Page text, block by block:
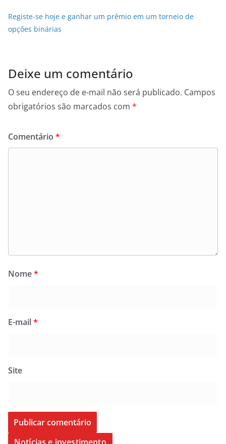
Registe-se hoje e ganhar um prêmio em um torneio de
opções binárias
Deixe um comentário
O seu endereço de e-mail não será publicado. Campos
obrigatórios são marcados com *
Comentário *
Nome*
E-mail*
Site